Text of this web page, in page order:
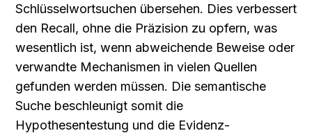
Schlüsselwortsuchen übersehen. Dies verbessert
den Recall, ohne die Präzision zu opfern, was
wesentlich ist, wenn abweichende Beweise oder
verwandte Mechanismen in vielen Quellen
gefunden werden müssen. Die semantische
Suche beschleunigt somit die
Hypothesentestung und die Evidenz-